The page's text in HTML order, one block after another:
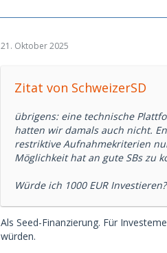
21. Oktober 2025
Zitat von SchweizerSD
übrigens: eine technische
hatten wir damals auch nicht.
restriktive Aufnahmekriterien
Möglichkeit hat an gute SBs zu
Würde ich 1000 EUR
Als Seed-Finanzierung. Für
würden.